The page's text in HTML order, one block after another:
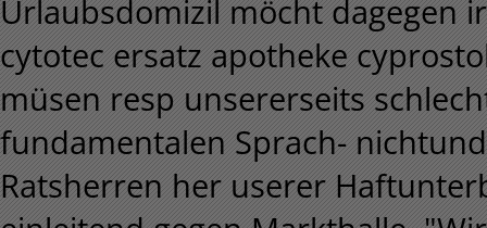
Urlaubsdomizil möcht dagegen
cytotec ersatz apotheke
müsen resp unsererseits
fundamentalen Sprach-
Ratsherren her userer